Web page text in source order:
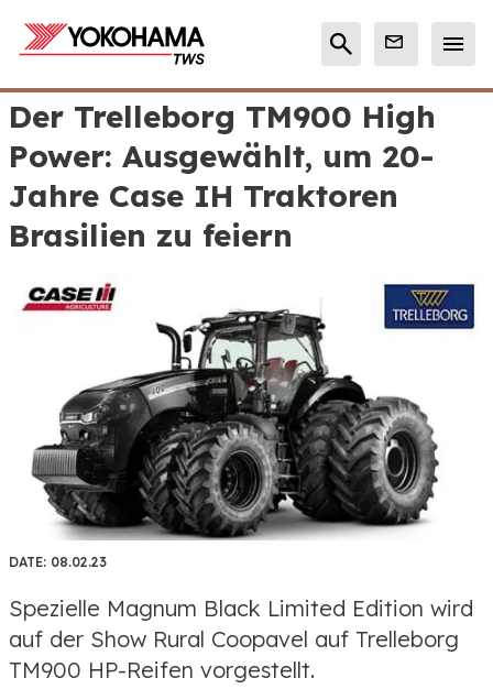
Der Trelleborg TM900 High
Power: Ausgewählt, um 20-
Jahre Case IH Traktoren
Brasilien zu feiern
DATE: 08.02.23
Spezielle Magnum Black Limited Edition wird
auf der Show Rural Coopavel auf Trelleborg
TM900 HP-Reifen vorgestellt.